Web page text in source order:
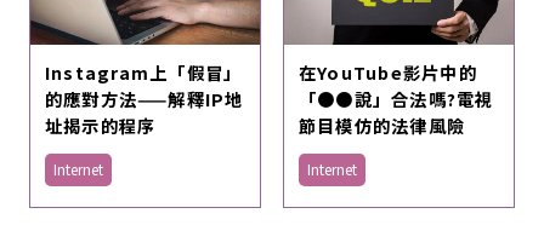
Instagram上「假冒」
的應對方法——解釋IP地
址揭示的程序
Internet
在YouTube影片中的
「●●說」合法嗎?電視
節目模仿的法律風險
Internet